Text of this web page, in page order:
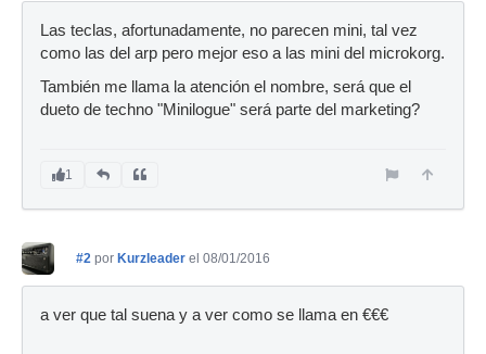
Las teclas, afortunadamente, no parecen mini, tal vez
como las del arp pero mejor eso a las mini del microkorg.
También me llama la atención el nombre, será que el
dueto de techno "Minilogue" será parte del marketing?
1
#2 por Kurzleader el 08/01/2016
a ver que tal suena y a ver como se llama en €€€